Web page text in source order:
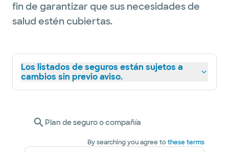
fin de garantizar que sus necesidades de
salud estén cubiertas.
Los listados de seguros están sujetos a
cambios sin previo aviso.
Plan de seguro o compañía
By searching you agree tothese terms